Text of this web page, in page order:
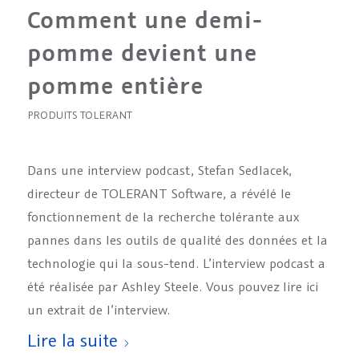
Comment une demi-
pomme devient une
pomme entière
PRODUITS TOLERANT
Dans une interview podcast, Stefan Sedlacek,
directeur de TOLERANT Software, a révélé le
fonctionnement de la recherche tolérante aux
pannes dans les outils de qualité des données et la
technologie qui la sous-tend. L’interview podcast a
été réalisée par Ashley Steele. Vous pouvez lire ici
un extrait de l’interview.
Lire la suite